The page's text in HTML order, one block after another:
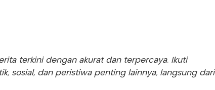
terkini dengan akurat dan terpercaya. Ikuti
sosial, dan peristiwa penting lainnya, langsung dari